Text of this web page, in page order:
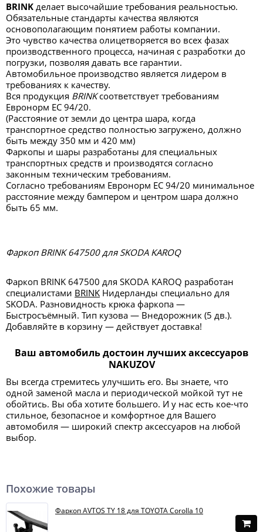
BRINK делает высочайшие требования реальностью.
Обязательные стандарты качества являются
основополагающим понятием работы компании.
Это чувство качества олицетворяется во всех фазах
производственного процесса, начиная с разработки до
погрузки, позволяя давать все гарантии.
Автомобильное производство является лидером в
требованиях к качеству.
Вся продукция BRINKсоответствует требованиям
Евронорм ЕС 94/20.
(Расстояние от земли до центра шара, когда
транспортное средство полностью загружено, должно
быть между 350 мм и 420 мм)
Фаркопы и шары разработаны для специальных
транспортных средств и производятся согласно
законным техническим требованиям.
Согласно требованиям Евронорм ЕС 94/20 минимальное
расстояние между бампером и центром шара должно
быть 65 мм.
Фаркоп BRINK 647500 для SKODA KAROQ
Фаркоп BRINK 647500 для SKODA KAROQ разработан
специалистами BRINK Нидерланды специально для
SKODA. Разновидность крюка фаркопа —
Быстросъёмный. Тип кузова — Внедорожник (5 дв.).
Добавляйте в корзину — действует доставка!
Ваш автомобиль достоин лучших аксессуаров
NAKUZOV
Вы всегда стремитесь улучшить его. Вы знаете, что
одной заменой масла и периодической мойкой тут не
обойтись. Вы оба хотите большего. И у нас есть кое-что
стильное, безопасное и комфортное для Вашего
автомобиля — широкий спектр аксессуаров на любой
выбор.
Похожие товары
Фаркоп AVTOS TY 18 для TOYOTA Corolla 10